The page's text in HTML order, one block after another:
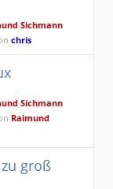
Sichmann
chris
Sichmann
Raimund
groß